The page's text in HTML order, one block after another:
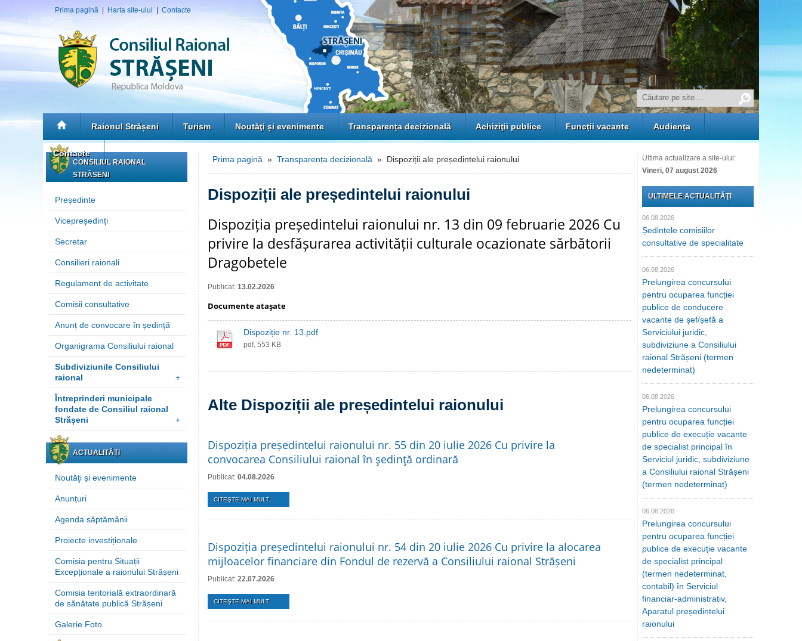
Prima pagină Harta site-ului Contacte
Raionul Strășeni Turism Noutăţi și evenimente Transparența decizională Achiziţii publice Funcții vacante Audiența
Contacte
CONSILIUL RAIONAL
STRĂȘENI
Președinte
Vicepreședinți
Secretar
Consilieri raionali
Regulament de activitate
Comisii consultative
Anunț de convocare în ședință
Organigrama Consiliului raional
Subdiviziunile Consiliului
raional
+
Întreprinderi municipale
fondate de Consiliul raional
Strășeni
+
ACTUALITĂȚI
Noutăţi și evenimente
Anunțuri
Agenda săptămânii
Proiecte investiționale
Comisia pentru Situații
Excepționale a raionului Strășeni
Comisia teritorială extraordinară
de sănătate publică Strășeni
Galerie Foto
Prima pagină » Transparența decizională » Dispoziții ale președintelui raionului
Dispoziții ale președintelui raionului
Dispoziția președintelui raionului nr. 13 din 09 februarie 2026 Cu
privire la desfășurarea activității culturale ocazionate sărbătorii
Dragobetele
Publicat: 13.02.2026
Documente ataşate
Dispoziție nr. 13.pdf
pdf, 553 KB
Alte Dispoziții ale președintelui raionului
Dispoziția președintelui raionului nr. 55 din 20 iulie 2026 Cu privire la
convocarea Consiliului raional în şedinţă ordinară
Publicat: 04.08.2026
CITEŞTE MAI MULT...
Dispoziția președintelui raionului nr. 54 din 20 iulie 2026 Cu privire la alocarea
mijloacelor financiare din Fondul de rezervă a Consiliului raional Strășeni
Publicat: 22.07.2026
CITEŞTE MAI MULT...
Ultima actualizare a site-ului:
Vineri, 07 august 2026
ULTIMELE ACTUALITĂŢI
06.08.2026
Ședințele comisiilor
consultative de specialitate
06.08.2026
Prelungirea concursului
pentru ocuparea funcției
publice de conducere
vacante de șef/șefă a
Serviciului juridic,
subdiviziune a Consiliului
raional Strășeni (termen
nedeterminat)
06.08.2026
Prelungirea concursului
pentru ocuparea funcției
publice de execuție vacante
de specialist principal în
Serviciul juridic, subdiviziune
a Consiliului raional Strășeni
(termen nedeterminat)
06.08.2026
Prelungirea concursului
pentru ocuparea funcției
publice de execuție vacante
de specialist principal
(termen nedeterminat,
contabil) în Serviciul
financiar-administrativ,
Aparatul președintelui
raionului